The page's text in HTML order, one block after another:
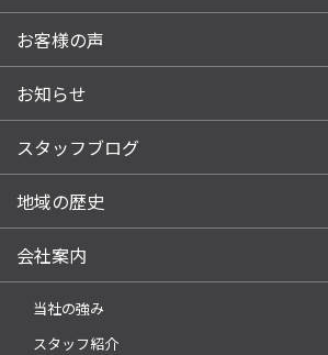
お客様の声
お知らせ
スタッフブログ
地域の歴史
会社案内
当社の強み
スタッフ紹介